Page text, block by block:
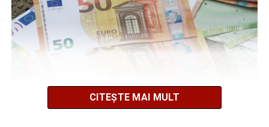
preferată pe Google
CITEȘTE MAI MULT